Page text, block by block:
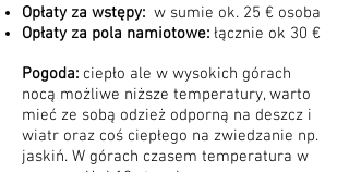
Opłaty za wstępy: w sumie ok. 25 € osoba
Opłaty za pola namiotowe: łącznie ok 30 €
Pogoda: ciepło ale w wysokich górach
nocą możliwe niższe temperatury, warto
mieć ze sobą odzież odporną na deszcz i
wiatr oraz coś ciepłego na zwiedzanie np.
jaskiń. W górach czasem temperatura w